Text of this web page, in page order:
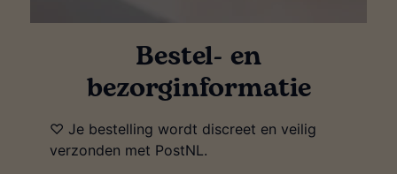
Bestel- en
bezorginformatie
♡ Je bestelling wordt discreet en veilig
verzonden met PostNL.